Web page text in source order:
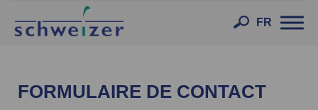
FR
FORMULAIRE DE CONTACT